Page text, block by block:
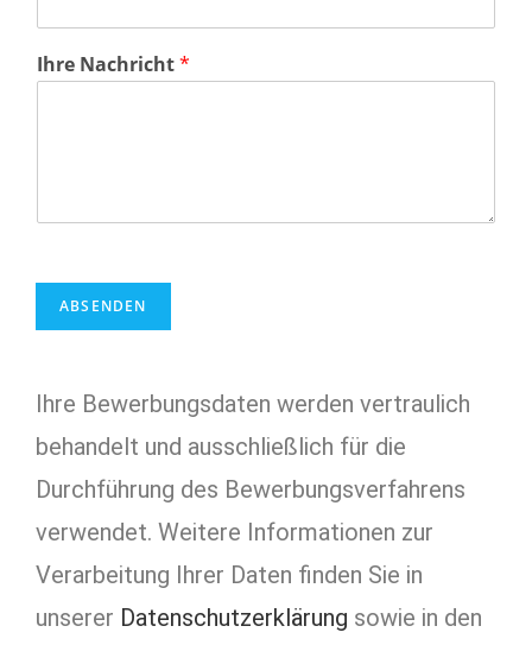
Ihre Nachricht*
ABSENDEN
Ihre Bewerbungsdaten werden vertraulich
behandelt und ausschließlich für die
Durchführung des Bewerbungsverfahrens
verwendet. Weitere Informationen zur
Verarbeitung Ihrer Daten finden Sie in
unserer Datenschutzerklärung sowie in den